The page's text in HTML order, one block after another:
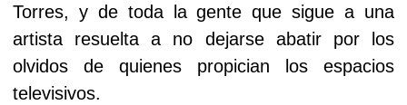
Torres, y de toda la gente que sigue a una
artista resuelta a no dejarse abatir por los
olvidos de quienes propician los espacios
televisivos.